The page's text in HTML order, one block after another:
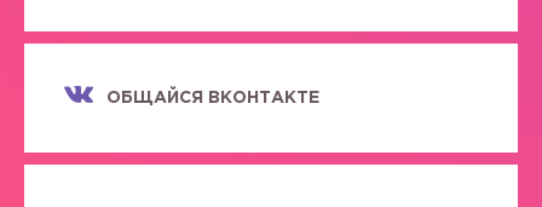
ОБЩАЙСЯ ВКОНТАКТЕ